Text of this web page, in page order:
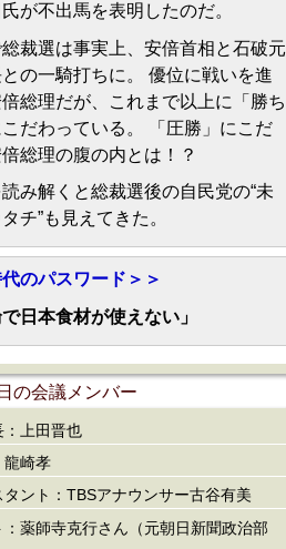
が不出馬を表明したのだ。
裁選は事実上、安倍首相と石破元
の一騎打ちに。 優位に戦いを進
総理だが、これまで以上に「勝ち
だわっている。 「圧勝」にこだ
総理の腹の内とは！？
み解くと総裁選後の自民党の“未
チ”も見えてきた。
代のパスワード＞＞
で日本食材が使えない」
の会議メンバー
：上田晋也
龍崎孝
タント：TBSアナウンサー古谷有美
：薬師寺克行さん（元朝日新聞政治部